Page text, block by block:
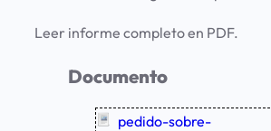
Leer informe completo en PDF.
Documento
pedido-sobre-